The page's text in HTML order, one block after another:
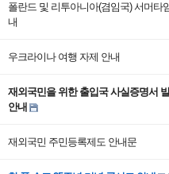
폴란드 및 리투아니아(겸임국) 서머타
내
우크라이나 여행 자제 안내
재외국민을 위한 출입국 사실증명서
안내
재외국민 주민등록제도 안내문